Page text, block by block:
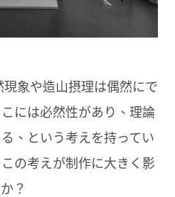
象や造山摂理は偶然にで
には必然性があり、理論
、という考えを持ってい
の考えが制作に大きく影
？